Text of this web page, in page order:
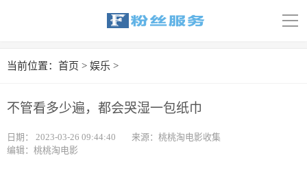
导
首页
汽车
当前位置： 首页 > 娱乐 >
不管看多少遍，都会哭湿一包纸巾
日期： 2023-03-26 09:44:40
来源：桃桃淘电影收集
编辑：桃桃淘电影